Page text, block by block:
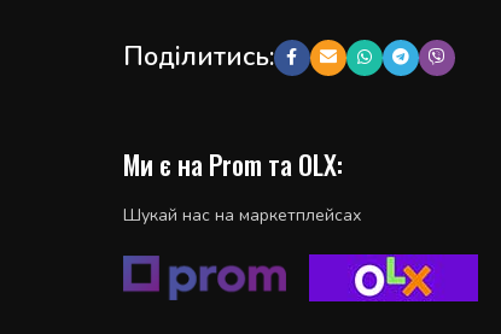
Поділитись:
Ми є на Prom та OLX:
Шукай нас на маркетплейсах